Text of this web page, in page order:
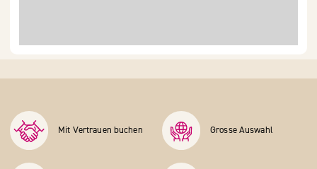
Mit Vertrauen buchen Grosse Auswahl